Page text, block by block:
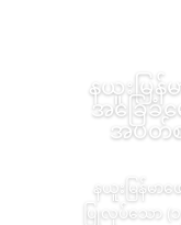
နယူးမြန်
အခြေခံ
အပတ်စ
နယူးမြန်မာဖ
ပြုလုပ်သော (